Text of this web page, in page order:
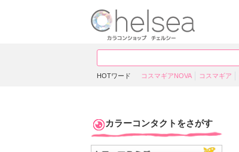
HOTワード コスマギアNOVA コスマギア
カラーコンタクトをさがす